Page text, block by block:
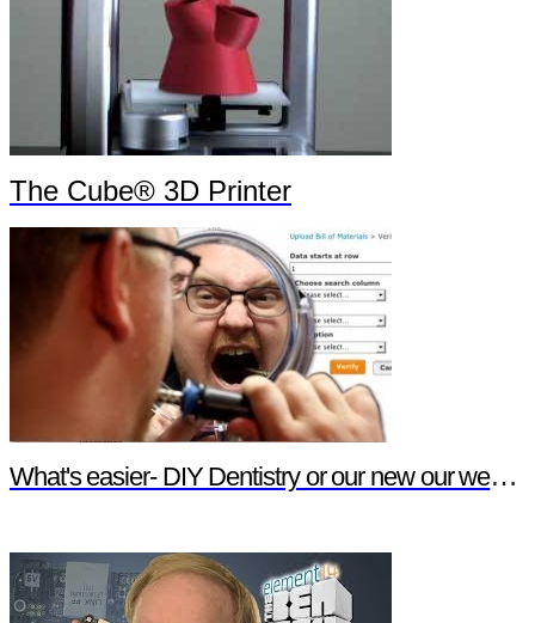
The Cube® 3D Printer
What's easier- DIY Dentistry or our new our website features?